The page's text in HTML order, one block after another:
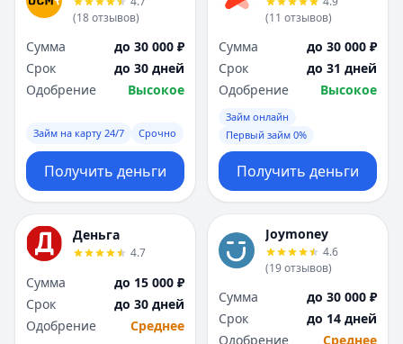
(18отзывов)
Сумма
до 30 000 ₽
Срок
до 30 дней
Одобрение
Высокое
Займ на карту 24/7 Срочно
Получить деньги
(11 отзывов)
Сумма
до 30 000 ₽
Срок
до 31 дней
Одобрение
Высокое
Займ онлайн
Первый займ 0%
Получить деньги
Деньга
4.7
Сумма
до 15 000 ₽
Срок
до 30 дней
Одобрение
Среднее
Joymoney
4.6
(19отзывов)
Сумма
до 30 000 ₽
Срок
до 14 дней
Одобрение
Среднее